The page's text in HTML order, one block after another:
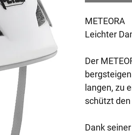
METEORA
Leichter
Der
langen, zu
schützt
Dank